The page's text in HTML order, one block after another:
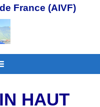
France (AIVF)
HAUT